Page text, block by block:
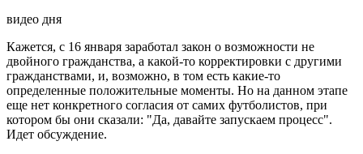
видео дня
Кажется, с 16 января заработал закон о возможности не
двойного гражданства, а какой-то корректировки с другими
гражданствами, и, возможно, в том есть какие-то
определенные положительные моменты. Но на данном этапе
еще нет конкретного согласия от самих футболистов, при
котором бы они сказали: "Да, давайте запускаем процесс".
Идет обсуждение.